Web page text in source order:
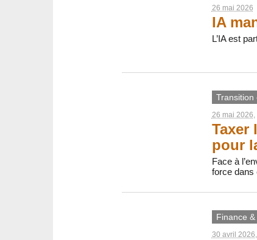
26 mai 2026
IA
L’IA est
Transition
26 mai 2026
Taxer
pour
Face à
force dans
Finance
30 avril 2026